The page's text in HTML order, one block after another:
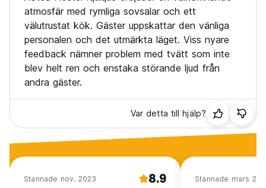
atmosfär med rymliga sovsalar och ett
välutrustat kök. Gäster uppskattar den vänliga
personalen och det utmärkta läget. Viss nyare
feedback nämner problem med tvätt som inte
blev helt ren och enstaka störande ljud från
andra gäster.
Var detta till hjälp?
Stannade nov. 2023 8.9 Stannade mars